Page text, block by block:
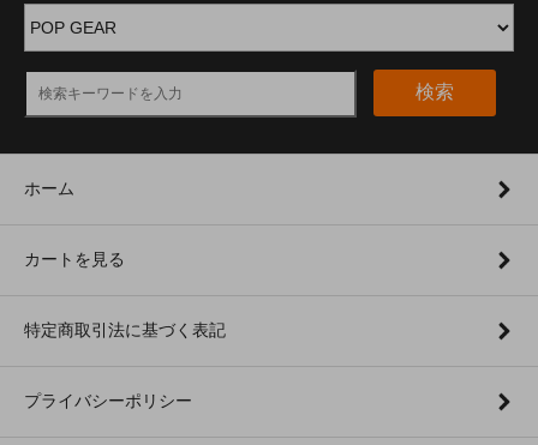
検索
ホーム
カートを見る
特定商取引法に基づく表記
プライバシーポリシー